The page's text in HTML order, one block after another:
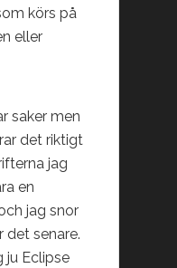
körs på
eller
saker men
det riktigt
jag
en
jag snor
senare.
ju Eclipse